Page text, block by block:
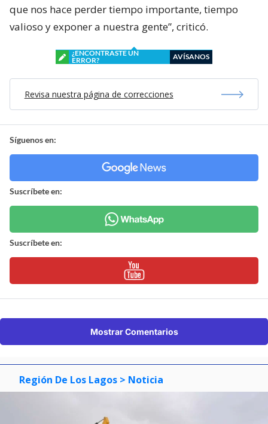
que nos hace perder tiempo importante, tiempo
valioso y exponer a nuestra gente”, criticó.
¿ENCONTRASTE UN
ERROR?
AVÍSANOS
Revisa nuestra página de correcciones
Síguenos en:
Suscríbete en:
Suscríbete en:
Mostrar Comentarios
Región De Los Lagos > Noticia